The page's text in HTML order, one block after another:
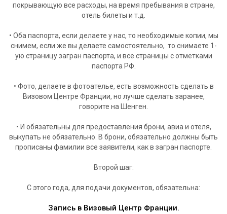
покрывающую все расходы, на время пребывания в стране,
отель билеты и т.д.
• Оба паспорта, если делаете у нас, то необходимые копии, мы
снимем, если же вы делаете самостоятельно, то снимаете 1-
ую страницу загран паспорта, и все страницы с отметками
паспорта РФ.
• Фото, делаете в фотоателье, есть возможность сделать в
Визовом Центре Франции, но лучше сделать заранее,
говорите на Шенген.
• И обязательны для предоставления брони, авиа и отеля,
выкупать не обязательно. В брони, обязательно должны быть
прописаны фамилии все заявители, как в загран паспорте.
Второй шаг:
С этого года, для подачи документов, обязательна:
Запись в Визовый Центр Франции.